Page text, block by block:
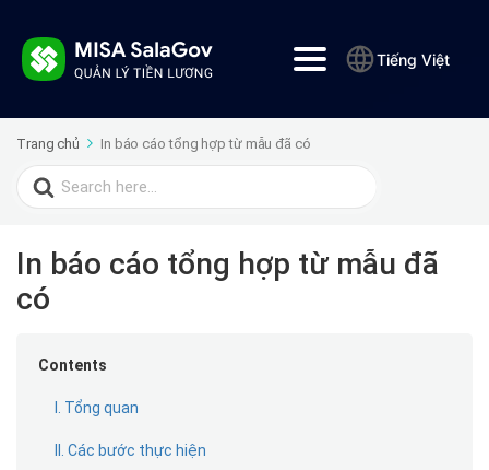
Tiếng Việt
Trang chủ In báo cáo tổng hợp từ mẫu đã có
Search
for:
In báo cáo tổng hợp từ mẫu đã
có
Contents
I. Tổng quan
II. Các bước thực hiện